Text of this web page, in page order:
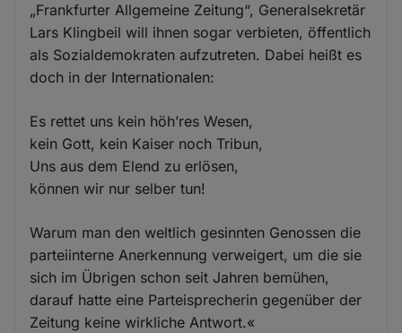
„Frankfurter Allgemeine Zeitung“, Generalsekretär
Lars Klingbeil will ihnen sogar verbieten, öffentlich
als Sozialdemokraten aufzutreten. Dabei heißt es
doch in der Internationalen:
Es rettet uns kein höh’res Wesen,
kein Gott, kein Kaiser noch Tribun,
Uns aus dem Elend zu erlösen,
können wir nur selber tun!
Warum man den weltlich gesinnten Genossen die
parteiinterne Anerkennung verweigert, um die sie
sich im Übrigen schon seit Jahren bemühen,
darauf hatte eine Parteisprecherin gegenüber der
Zeitung keine wirkliche Antwort.«